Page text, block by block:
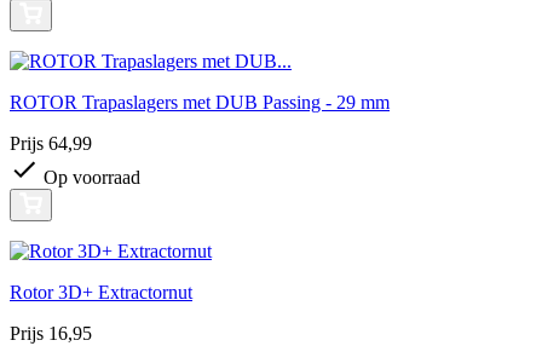
ROTOR Trapaslagers met DUB Passing - 29 mm
Prijs 64,99
Op voorraad
Rotor 3D+ Extractornut
Prijs 16,95